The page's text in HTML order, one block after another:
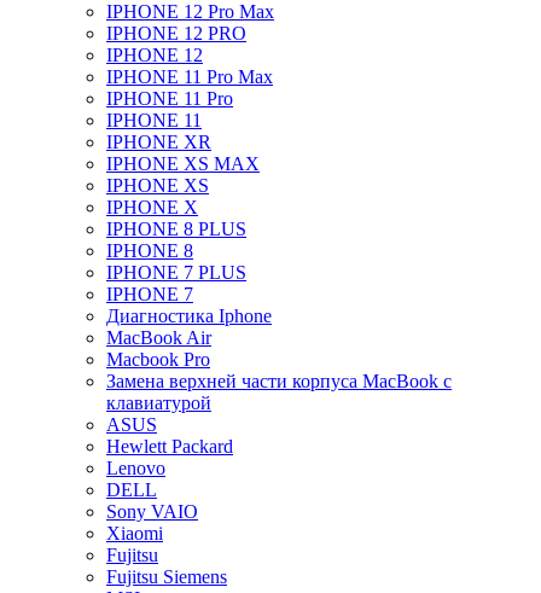
IPHONE 12 Pro Max
IPHONE 12 PRO
IPHONE 12
IPHONE 11 Pro Max
IPHONE 11 Pro
IPHONE 11
IPHONE XR
IPHONE XS MAX
IPHONE XS
IPHONE X
IPHONE 8 PLUS
IPHONE 8
IPHONE 7 PLUS
IPHONE 7
Диагностика Iphone
MacBook Air
Macbook Pro
Замена верхней части корпуса MacBook с
клавиатурой
ASUS
Hewlett Packard
Lenovo
DELL
Sony VAIO
Xiaomi
Fujitsu
Fujitsu Siemens